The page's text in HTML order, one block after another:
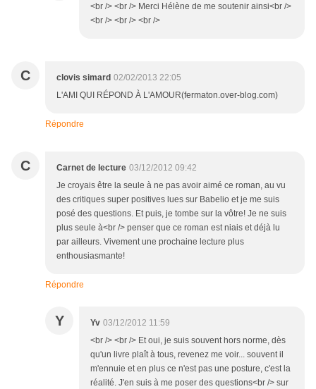
<br /> <br /> Merci Hélène de me soutenir ainsi<br />
<br /> <br /> <br />
C clovis simard 02/02/2013 22:05
L'AMI QUI RÉPOND À L'AMOUR(fermaton.over-blog.com)
Répondre
C Carnet de lecture 03/12/2012 09:42
Je croyais être la seule à ne pas avoir aimé ce roman, au vu
des critiques super positives lues sur Babelio et je me suis
posé des questions. Et puis, je tombe sur la vôtre! Je ne suis
plus seule à<br /> penser que ce roman est niais et déjà lu
par ailleurs. Vivement une prochaine lecture plus
enthousiasmante!
Répondre
Y Yv 03/12/2012 11:59
<br /> <br /> Et oui, je suis souvent hors norme, dès
qu'un livre plaît à tous, revenez me voir... souvent il
m'ennuie et en plus ce n'est pas une posture, c'est la
réalité. J'en suis à me poser des questions<br /> sur